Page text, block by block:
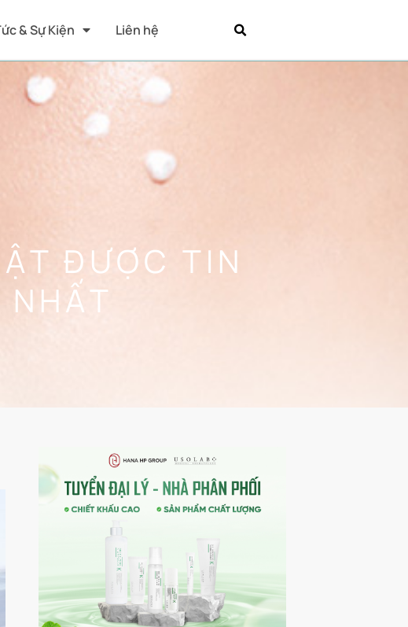
& Sự Kiện Liên hệ
ĐƯỢC TIN